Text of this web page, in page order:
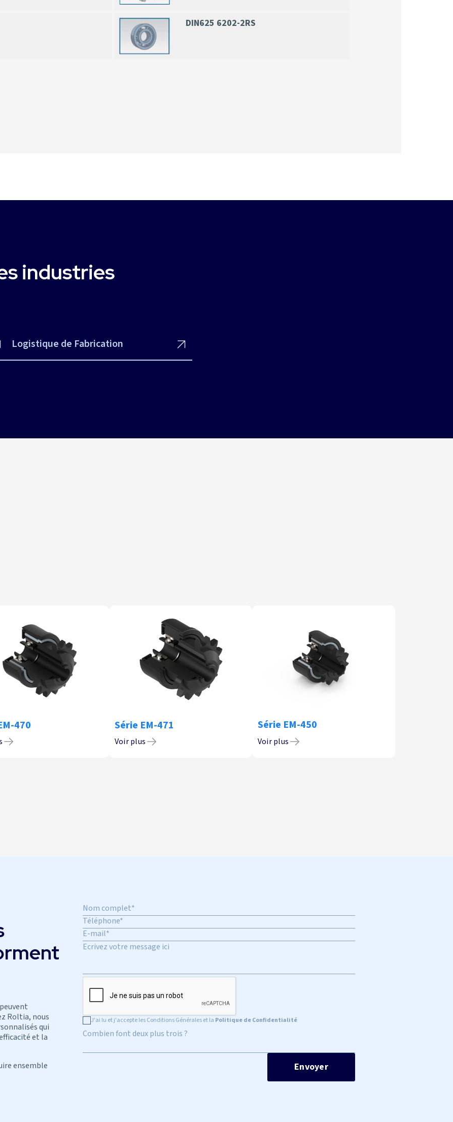
DIN625 6202-2RS
industries
Logistique de Fabrication
470 Série EM-471
Voir plus
Série EM-450
Voir plus
Roltia, nous
qui
et la
ensemble
J'ai lu et j'accepte les Conditions Générales et la Politique de Confidentialité
Combien font deux plus trois ?